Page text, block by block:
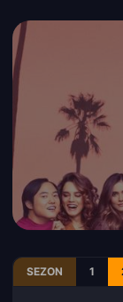
SEZON 1